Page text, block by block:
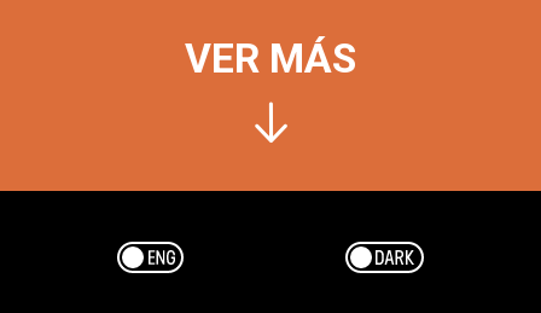
VER MÁS
Esp/Eng Dark/Light